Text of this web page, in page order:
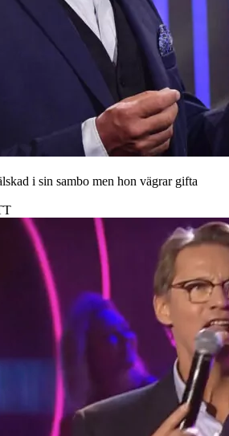
i sin sambo men hon vägrar gifta